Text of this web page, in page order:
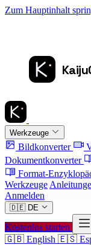
Zum Hauptinhalt
Werkzeuge
Bildkonverter
Dokumentkonverter
Format-
Werkzeuge
Anmelden
🇩🇪 DE
Kostenlos starten
🇬🇧 English 🇪🇸